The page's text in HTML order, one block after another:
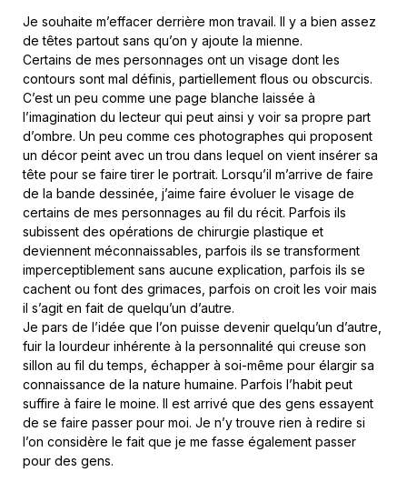
Je souhaite m’effacer derrière mon travail. Il y a bien assez
de têtes partout sans qu’on y ajoute la mienne.
Certains de mes personnages ont un visage dont les
contours sont mal définis, partiellement flous ou obscurcis.
C’est un peu comme une page blanche laissée à
l’imagination du lecteur qui peut ainsi y voir sa propre part
d’ombre. Un peu comme ces photographes qui proposent
un décor peint avec un trou dans lequel on vient insérer sa
tête pour se faire tirer le portrait. Lorsqu’il m’arrive de faire
de la bande dessinée, j’aime faire évoluer le visage de
certains de mes personnages au fil du récit. Parfois ils
subissent des opérations de chirurgie plastique et
deviennent méconnaissables, parfois ils se transforment
imperceptiblement sans aucune explication, parfois ils se
cachent ou font des grimaces, parfois on croit les voir mais
il s’agit en fait de quelqu’un d’autre.
Je pars de l’idée que l’on puisse devenir quelqu’un d’autre,
fuir la lourdeur inhérente à la personnalité qui creuse son
sillon au fil du temps, échapper à soi-même pour élargir sa
connaissance de la nature humaine. Parfois l’habit peut
suffire à faire le moine. Il est arrivé que des gens essayent
de se faire passer pour moi. Je n’y trouve rien à redire si
l’on considère le fait que je me fasse également passer
pour des gens.